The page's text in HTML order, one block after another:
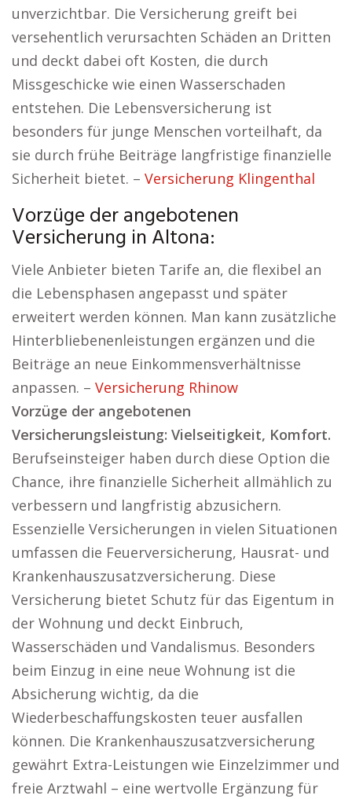
unverzichtbar. Die Versicherung greift bei
versehentlich verursachten Schäden an Dritten
und deckt dabei oft Kosten, die durch
Missgeschicke wie einen Wasserschaden
entstehen. Die Lebensversicherung ist
besonders für junge Menschen vorteilhaft, da
sie durch frühe Beiträge langfristige finanzielle
Sicherheit bietet. – Versicherung Klingenthal
Vorzüge der angebotenen
Versicherung in Altona:
Viele Anbieter bieten Tarife an, die flexibel an
die Lebensphasen angepasst und später
erweitert werden können. Man kann zusätzliche
Hinterbliebenenleistungen ergänzen und die
Beiträge an neue Einkommensverhältnisse
anpassen. – Versicherung Rhinow
Vorzüge der angebotenen
Versicherungsleistung: Vielseitigkeit, Komfort.
Berufseinsteiger haben durch diese Option die
Chance, ihre finanzielle Sicherheit allmählich zu
verbessern und langfristig abzusichern.
Essenzielle Versicherungen in vielen Situationen
umfassen die Feuerversicherung, Hausrat- und
Krankenhauszusatzversicherung. Diese
Versicherung bietet Schutz für das Eigentum in
der Wohnung und deckt Einbruch,
Wasserschäden und Vandalismus. Besonders
beim Einzug in eine neue Wohnung ist die
Absicherung wichtig, da die
Wiederbeschaffungskosten teuer ausfallen
können. Die Krankenhauszusatzversicherung
gewährt Extra-Leistungen wie Einzelzimmer und
freie Arztwahl – eine wertvolle Ergänzung für